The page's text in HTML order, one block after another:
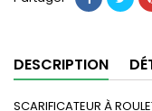
DESCRIPTION
SCARIFICATEUR À